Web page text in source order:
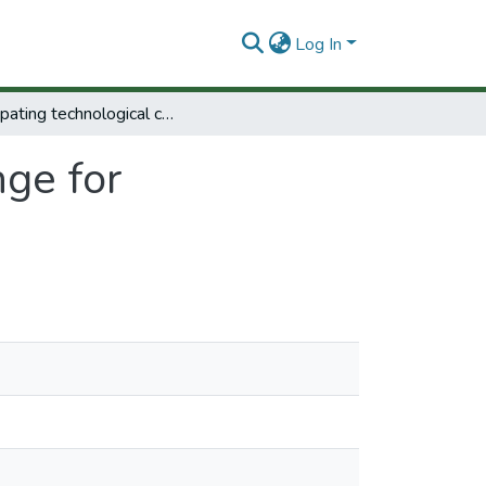
Log In
Anticipating technological change for development.
for